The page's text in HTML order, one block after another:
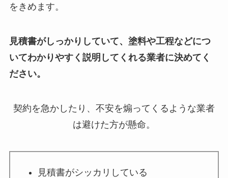
をきめます。
見積書がしっかりしていて、塗料や工程などにつ
いてわかりやすく説明してくれる業者に決めてく
ださい。
契約を急かしたり、不安を煽ってくるような業者
は避けた方が懸命。
見積書がシッカリしている